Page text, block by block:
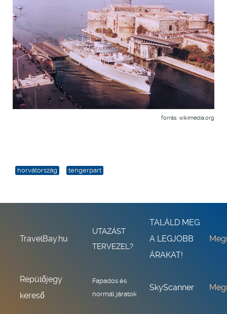
forrás: wikimedia.org
horvátország tengerpart
TravelBay.hu
UTAZÁST
TERVEZEL?
TALÁLD MEG
A LEGJOBB
ÁRAKAT!
Repülőjegy
kereső
Fapados és
normál járatok
SkyScanner